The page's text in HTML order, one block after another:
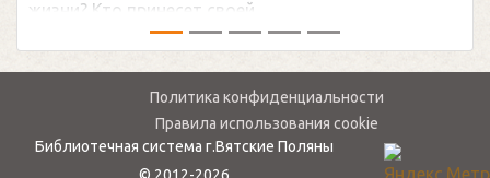
жизни? Кто принесет своей ...
Политика конфиденциальности
Правила использования cookie
Библиотечная система г.Вятские Поляны
© 2012-2026